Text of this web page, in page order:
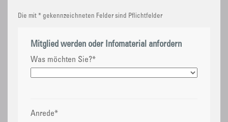
Die mit * gekennzeichneten Felder sind Pflichtfelder
Mitglied werden oder Infomaterial anfordern
Was möchten Sie?*
Anrede*